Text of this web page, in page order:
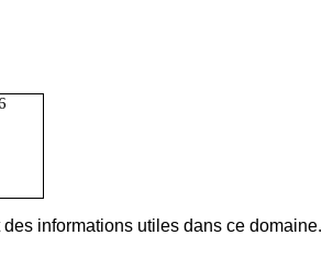
informations utiles dans ce domaine.